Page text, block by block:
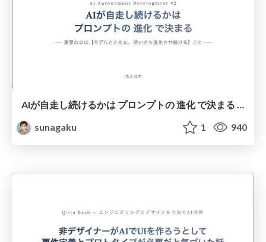
AIが自走し続けるかは プロンプトの 進化 で決まる ― 重要なのは【モデルとともに、使い方も進化させ続ける】こと ― -
sunagaku
1 940